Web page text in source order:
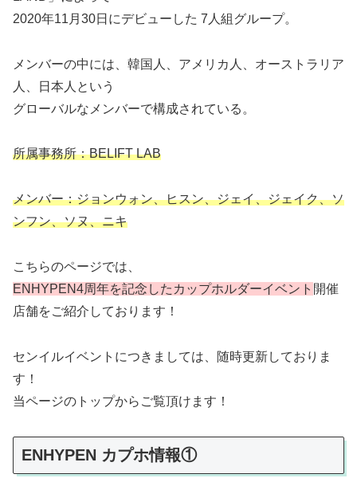
2020年11月30日にデビューした 7人組グループ。
メンバーの中には、韓国人、アメリカ人、オーストラリア
人、日本人という
グローバルなメンバーで構成されている。
所属事務所：BELIFT LAB
メンバー：ジョンウォン、ヒスン、ジェイ、ジェイク、ソ
ンフン、ソヌ、ニキ
こちらのページでは、
ENHYPEN4周年を記念したカップホルダーイベント 開催
店舗をご紹介しております！
センイルイベントにつきましては、随時更新しておりま
す！
当ページのトップからご覧頂けます！
ENHYPEN カプホ情報①